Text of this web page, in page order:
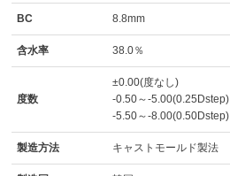
BC 8.8mm
含水率 38.0％
度数
±0.00(度なし)
-0.50～-5.00(0.25Dstep)
-5.50～-8.00(0.50Dstep)
製造方法 キャストモールド製法